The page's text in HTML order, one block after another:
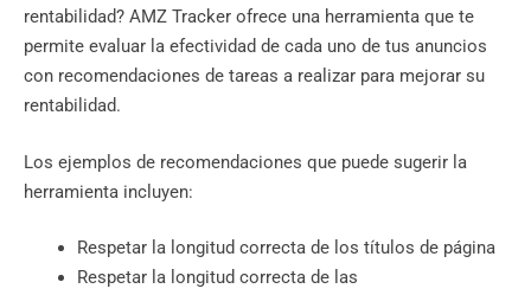
rentabilidad? AMZ Tracker ofrece una herramienta que te
permite evaluar la efectividad de cada uno de tus anuncios
con recomendaciones de tareas a realizar para mejorar su
rentabilidad.
Los ejemplos de recomendaciones que puede sugerir la
herramienta incluyen:
Respetar la longitud correcta de los títulos de página
Respetar la longitud correcta de las